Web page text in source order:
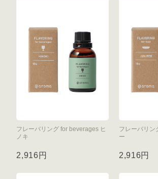
フレーバリング for beverages ヒ
ノキ
2,916円
フレーバリン
ー
2,916円